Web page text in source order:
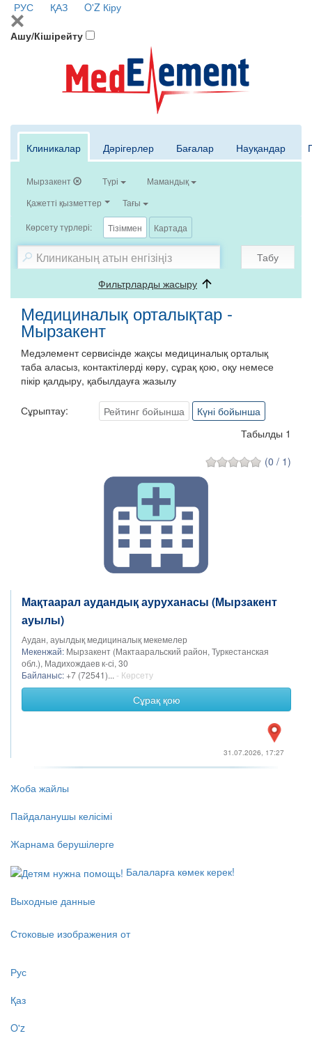
РУС ҚАЗ O'Z Кіру
Ашу/Кішірейту
Клиникалар Дәрігерлер Бағалар Науқандар
Мырзакент Түрі
Мамандық
Қажетті қызметтер
Тағы
Көрсету түрлері: Тізіммен Картада
Табу
Фильтрларды жасыру
Медициналық орталықтар -
Мырзакент
Медэлемент сервисінде жақсы медициналық орталық
таба аласыз, контактілерді көру, сұрақ қою, оқу немесе
пікір қалдыру, қабылдауға жазылу
Сұрыптау: Рейтинг бойынша
Күні бойынша
Табылды 1
(0 / 1)
Мақтаарал аудандық ауруханасы (Мырзакент
ауылы)
Аудан, ауылдық медициналық мекемелер
Мекенжай: Мырзакент (Мактааральский район, Туркестанская
обл.), Мадихождаев к-сі, 30
Байланыс: +7 (72541)... - Көрсету
Сұрақ қою
31.07.2026, 17:27
Жоба жайлы
Пайдаланушы келісімі
Жарнама берушілерге
Балаларға көмек керек!
Выходные данные
Стоковые изображения от
Рус
Қаз
O'z